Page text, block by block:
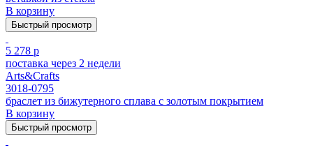
В корзину
Быстрый просмотр
5 278 р
поставка через 2 недели
Arts&Crafts
3018-0795
браслет из бижутерного сплава с золотым покрытием
В корзину
Быстрый просмотр